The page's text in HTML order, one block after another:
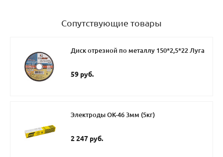
Сопутствующие товары
Диск отрезной по металлу 150*2,5*22 Луга
59 руб.
Электроды ОК-46 3мм (5кг)
2 247 руб.